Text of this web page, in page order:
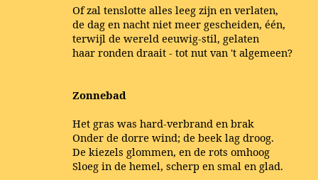
Of zal tenslotte alles leeg zijn en verlaten,
de dag en nacht niet meer gescheiden, één,
terwijl de wereld eeuwig-stil, gelaten
haar ronden draait - tot nut van 't algemeen?
Zonnebad
Het gras was hard-verbrand en brak
Onder de dorre wind; de beek lag droog.
De kiezels glommen, en de rots omhoog
Sloeg in de hemel, scherp en smal en glad.